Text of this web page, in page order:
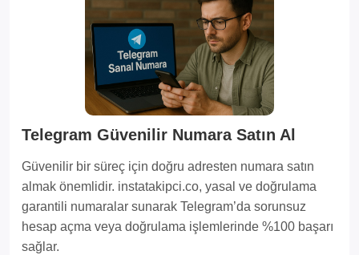
Telegram Güvenilir Numara Satın Al
Güvenilir bir süreç için doğru adresten numara satın
almak önemlidir. instatakipci.co, yasal ve doğrulama
garantili numaralar sunarak Telegram’da sorunsuz
hesap açma veya doğrulama işlemlerinde %100 başarı
sağlar.